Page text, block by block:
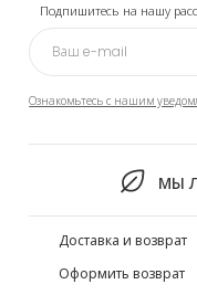
Подпишитесь на нашу
Ознакомьтесь с нашим
МЫ
Доставка и возврат
Оформить возврат